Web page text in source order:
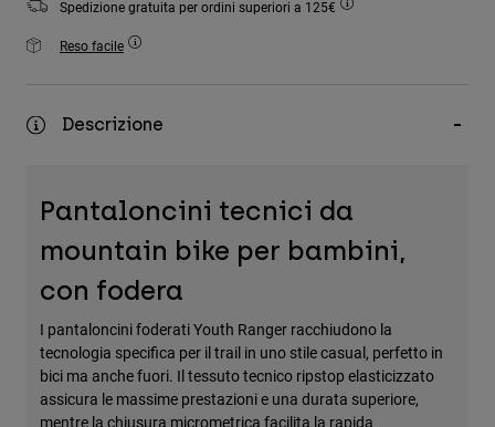
Accessori
Cappelli e Berretti
Spedizione gratuita per ordini superiori a 125€
Reso facile
Descrizione
Pantaloncini tecnici da
mountain bike per bambini,
con fodera
I pantaloncini foderati Youth Ranger racchiudono la
tecnologia specifica per il trail in uno stile casual, perfetto in
bici ma anche fuori. Il tessuto tecnico ripstop elasticizzato
assicura le massime prestazioni e una durata superiore,
mentre la chiusura micrometrica facilita la rapida